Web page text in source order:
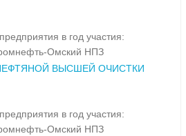
в год участия:
Омский НПЗ
ВЫСШЕЙ ОЧИСТКИ
в год участия:
Омский НПЗ